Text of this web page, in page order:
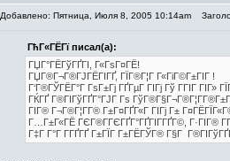
Добавлено: Пятница, Июля 8, 2005 10:14am
ГћГ«ГЁГї писал(а):
ГЏГ°ГЁГўГҐГІ, Г«ГѕГ¤ГЁ!
ГЏГ®Г¬Г®ГЈГЁГІГҐ, ГЇГ®Г¦Г Г«ГіГ©Г±ГІГ !
Г‘Г®ГЎГЁГ°Г ГѕГ±Гј ГҐГµГ ГІГј Гў ГГІГ
ГЌГҐ Г®ГІГўГҐГ°ГЈГ Гѕ
ГІГ® Г¬Г®Г¦Г­Г® Г±Г¤ГҐГ«Г ГІГј Г±
Г…Г±Г«ГЁ ГЄГ®Г­ГЄГҐГ°ГҐГІГ­ГҐГ©, Г·ГІГ®
Г‡Г Г°Г Г­ГҐГҐ Г±ГЇГ Г±ГЁГЎГ® Г§Г